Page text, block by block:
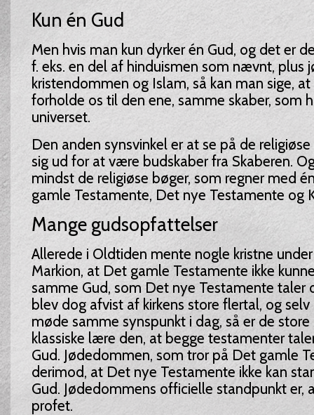
Kun én Gud
Men hvis man kun dyrker én Gud, og det er
f. eks. en del af hinduismen som nævnt, plus
kristendommen og Islam, så kan man sige,
forholde os til den ene, samme skaber, som
universet.
Den anden synsvinkel er at se på de
sig ud for at være budskaber fra Skaberen.
mindst de religiøse bøger, som regner med
gamle Testamente, Det nye Testamente og
Mange gudsopfattelser
Allerede i Oldtiden mente nogle kristne
Markion, at Det gamle Testamente ikke
samme Gud, som Det nye Testamente taler
blev dog afvist af kirkens store flertal, og
møde samme synspunkt i dag, så er de store
klassiske lære den, at begge testamenter
Gud. Jødedommen, som tror på Det gamle
derimod, at Det nye Testamente ikke kan
Gud. Jødedommens officielle standpunkt er,
profet.